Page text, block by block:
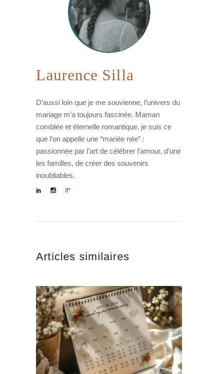
Laurence Silla
D’aussi loin que je me souvienne, l’univers du
mariage m’a toujours fascinée. Maman
comblée et éternelle romantique, je suis ce
que l’on appelle une “mariée née” :
passionnée par l’art de célébrer l’amour, d’unir
les familles, de créer des souvenirs
inoubliables.
Articles similaires